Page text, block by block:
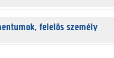
felelős személy